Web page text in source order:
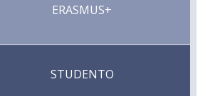
ERASMUS+
STUDENTO